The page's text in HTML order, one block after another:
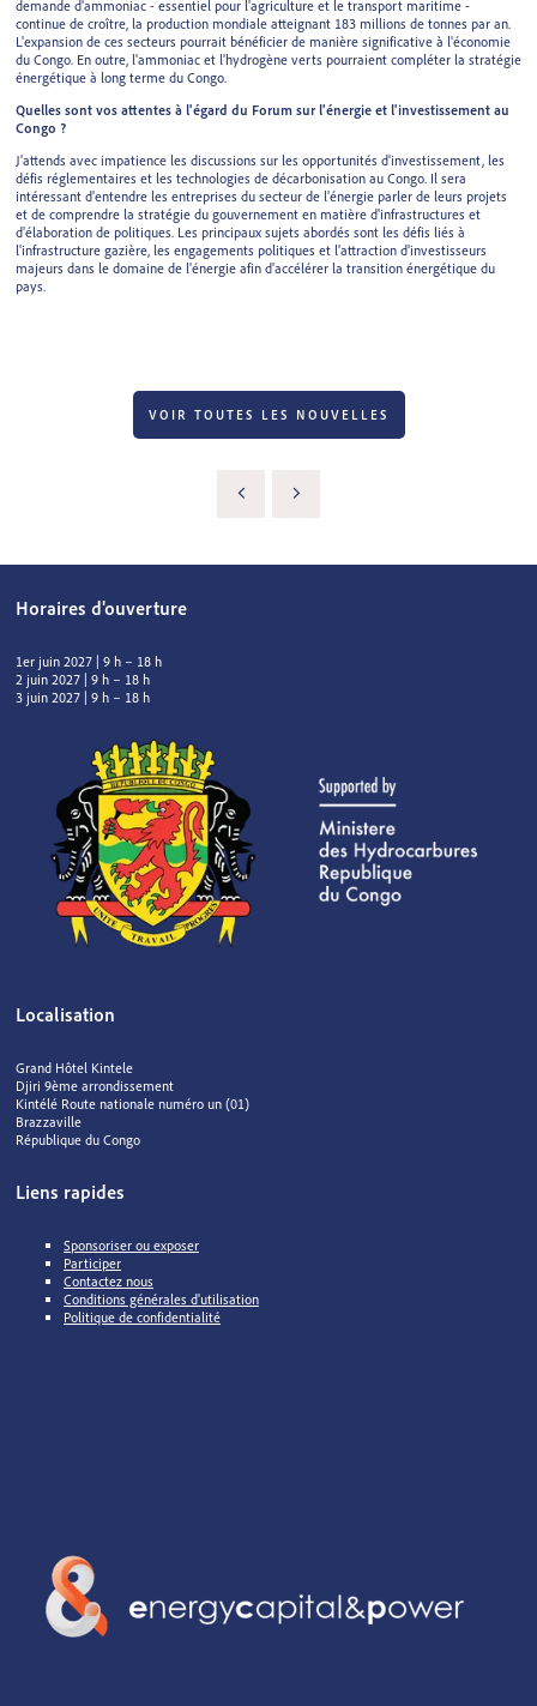
demande d'ammoniac - essentiel pour l'agriculture et le transport maritime -
continue de croître, la production mondiale atteignant 183 millions de tonnes par an.
L'expansion de ces secteurs pourrait bénéficier de manière significative à l'économie
du Congo. En outre, l'ammoniac et l'hydrogène verts pourraient compléter la stratégie
énergétique à long terme du Congo.
Quelles sont vos attentes à l'égard du Forum sur l'énergie et l'investissement au
Congo ?
J'attends avec impatience les discussions sur les opportunités d'investissement, les
défis réglementaires et les technologies de décarbonisation au Congo. Il sera
intéressant d'entendre les entreprises du secteur de l'énergie parler de leurs projets
et de comprendre la stratégie du gouvernement en matière d'infrastructures et
d'élaboration de politiques. Les principaux sujets abordés sont les défis liés à
l'infrastructure gazière, les engagements politiques et l'attraction d'investisseurs
majeurs dans le domaine de l'énergie afin d'accélérer la transition énergétique du
pays.
VOIR TOUTES LES NOUVELLES
Horaires d'ouverture
1er juin 2027 | 9 h – 18 h
2 juin 2027 | 9 h – 18 h
3 juin 2027 | 9 h – 18 h
Localisation
Grand Hôtel Kintele
Djiri 9ème arrondissement
Kintélé Route nationale numéro un (01)
Brazzaville
République du Congo
Liens rapides
Sponsoriser ou exposer
Participer
Contactez nous
Conditions générales d'utilisation
Politique de confidentialité